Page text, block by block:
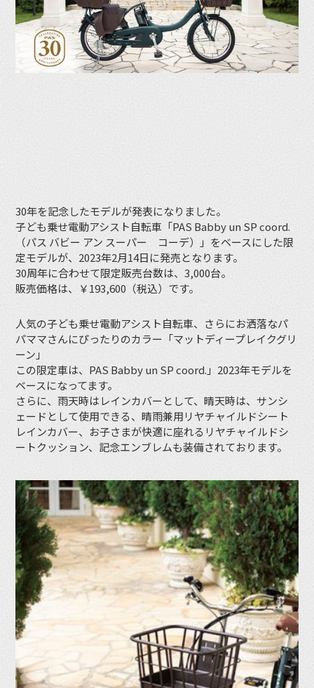
30年を記念したモデルが発表になりました。
子ども乗せ電動アシスト自転車「PAS Babby un SP coord.
（パス バビー アン スーパー コーデ）」をベースにした限
定モデルが、2023年2月14日に発売となります。
30周年に合わせて限定販売台数は、3,000台。
販売価格は、￥193,600（税込）です。
人気の子ども乗せ電動アシスト自転車、さらにお洒落なパ
パママさんにぴったりのカラー「マットディープレイクグリ
ーン」
この限定車は、PAS Babby un SP coord.」2023年モデルを
ベースになってます。
さらに、雨天時はレインカバーとして、晴天時は、サンシ
ェードとして使用できる、晴雨兼用リヤチャイルドシート
レインカバー、お子さまが快適に座れるリヤチャイルドシ
ートクッション、記念エンブレムも装備されております。